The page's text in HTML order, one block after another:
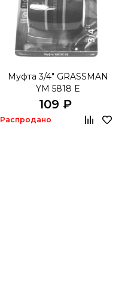
Муфта 3/4" GRASSMAN
YM 5818 E
109 ₽
Распродано